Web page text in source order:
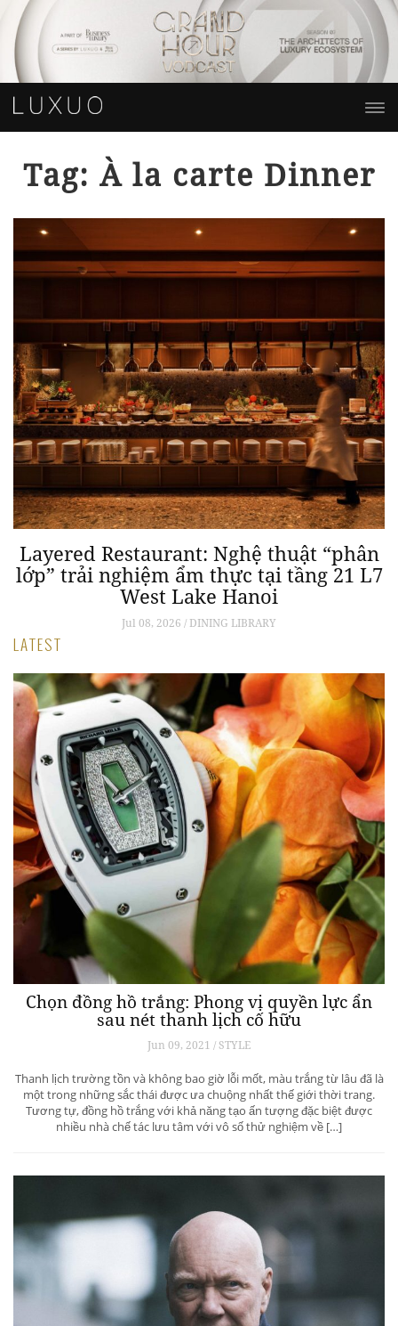
Tag: À la carte Dinner
Layered Restaurant: Nghệ thuật “phân
lớp” trải nghiệm ẩm thực tại tầng 21 L7
West Lake Hanoi
Jul 08, 2026 / DINING LIBRARY
LATEST
Chọn đồng hồ trắng: Phong vị quyền lực ẩn
sau nét thanh lịch cố hữu
Jun 09, 2021 / STYLE
Thanh lịch trường tồn và không bao giờ lỗi mốt, màu trắng từ lâu đã là
một trong những sắc thái được ưa chuộng nhất thế giới thời trang.
Tương tự, đồng hồ trắng với khả năng tạo ấn tượng đặc biệt được
nhiều nhà chế tác lưu tâm với vô số thử nghiệm về […]